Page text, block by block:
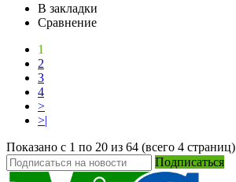
В закладки
Сравнение
1
2
3
4
>
>|
Показано с 1 по 20 из 64 (всего 4 страниц)
Подписаться